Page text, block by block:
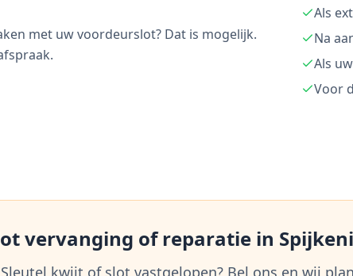
met uw voordeurslot? Dat is mogelijk.
Als
Na
Als
Voor
vervanging of reparatie in
kwijt of slot vastgelopen? Bel ons en wij